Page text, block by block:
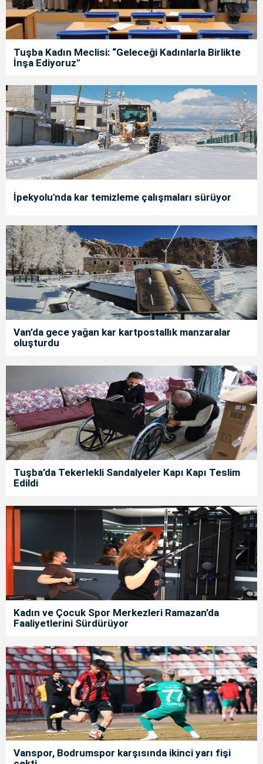
Tuşba Kadın Meclisi: “Geleceği Kadınlarla Birlikte
İnşa Ediyoruz"
İpekyolu'nda kar temizleme çalışmaları sürüyor
Van’da gece yağan kar kartpostallık manzaralar
oluşturdu
Tuşba’da Tekerlekli Sandalyeler Kapı Kapı Teslim
Edildi
Kadın ve Çocuk Spor Merkezleri Ramazan’da
Faaliyetlerini Sürdürüyor
Vanspor, Bodrumspor karşısında ikinci yarı fişi